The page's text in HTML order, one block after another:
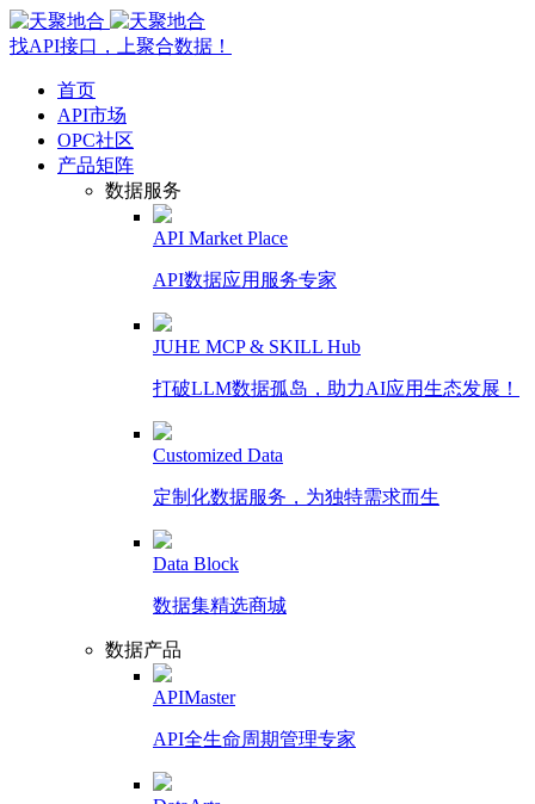
找API接口，上聚合数据！
首页
API市场
OPC社区
产品矩阵
数据服务
API Market Place
API数据应用服务专家
JUHE MCP & SKILL Hub
打破LLM数据孤岛，助力AI应用生态发展！
Customized Data
定制化数据服务，为独特需求而生
Data Block
数据集精选商城
数据产品
APIMaster
API全生命周期管理专家